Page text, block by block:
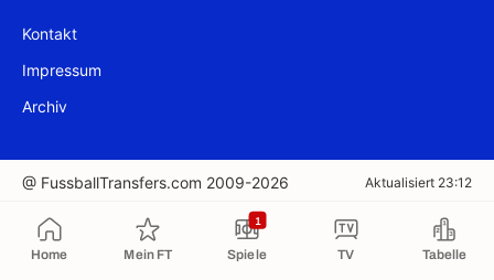
Home Mein FT Spiele
1
TV Tabelle
Kontakt
Impressum
Archiv
@ FussballTransfers.com 2009-2026 Aktualisiert 23:12
In die Zwischenablage kopiert